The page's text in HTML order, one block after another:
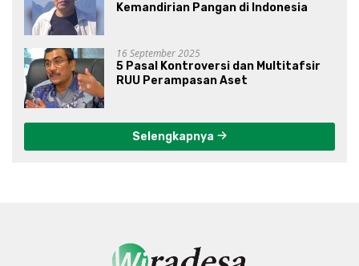
Kemandirian Pangan di Indonesia
16 September 2025
5 Pasal Kontroversi dan Multitafsir
RUU Perampasan Aset
Selengkapnya